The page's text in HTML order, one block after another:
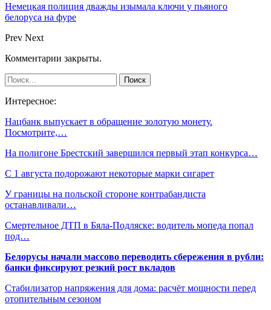
Немецкая полиция дважды изымала ключи у пьяного
белоруса на фуре
Prev Next
Комментарии закрыты.
Интересное:
Нацбанк выпускает в обращение золотую монету.
Посмотрите,…
На полигоне Брестский завершился первый этап конкурса…
С 1 августа подорожают некоторые марки сигарет
У границы на польской стороне контрабандиста
останавливали…
Смертельное ДТП в Бяла-Подляске: водитель мопеда попал
под…
Белорусы начали массово переводить сбережения в рубли:
банки фиксируют резкий рост вкладов
Стабилизатор напряжения для дома: расчёт мощности перед
отопительным сезоном